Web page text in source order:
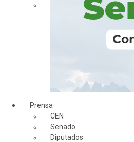
Prensa
CEN
Senado
Diputados